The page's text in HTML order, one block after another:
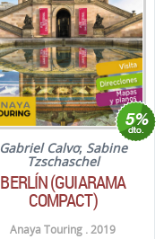
Gabriel Calvo; Sabine
Tzschaschel
BERLÍN (GUIARAMA
COMPACT)
Anaya Touring . 2019